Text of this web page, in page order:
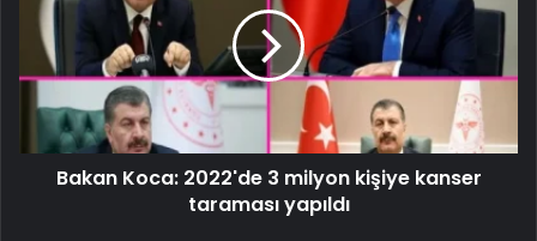
Bakan Koca: 2022'de 3 milyon kişiye kanser
taraması yapıldı